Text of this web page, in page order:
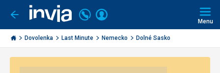
Ísť
späť
Invia.sk
Volajte
+421
2
3221
Prihlásiť
Menu
Dovolenka Last Minute Nemecko Dolné Sasko